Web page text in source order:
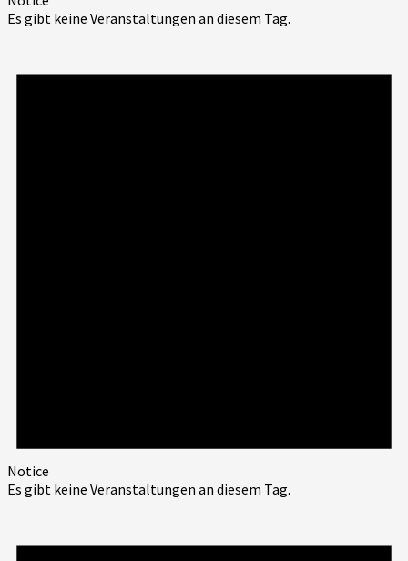
Es gibt keine Veranstaltungen an diesem Tag.
Notice
Es gibt keine Veranstaltungen an diesem Tag.